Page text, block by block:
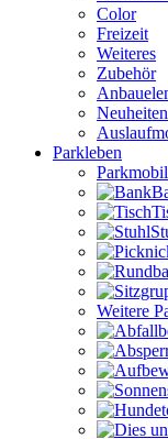
Color
Freizeit
Weiteres
Zubehör
Neuheiten
Parkleben
Weitere